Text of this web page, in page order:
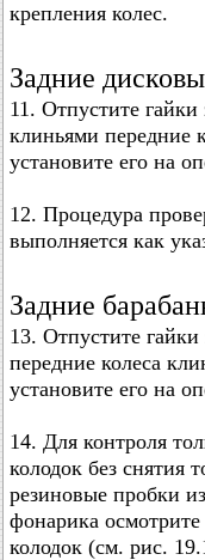
крепления колес.
Задние
11. Отпустите гайки
клиньями передние
установите его на
12. Процедура
выполняется как
Задние
13. Отпустите
передние колеса
установите его на
14. Для контроля
колодок без снятия
резиновые пробки
фонарика
колодок (см. рис.